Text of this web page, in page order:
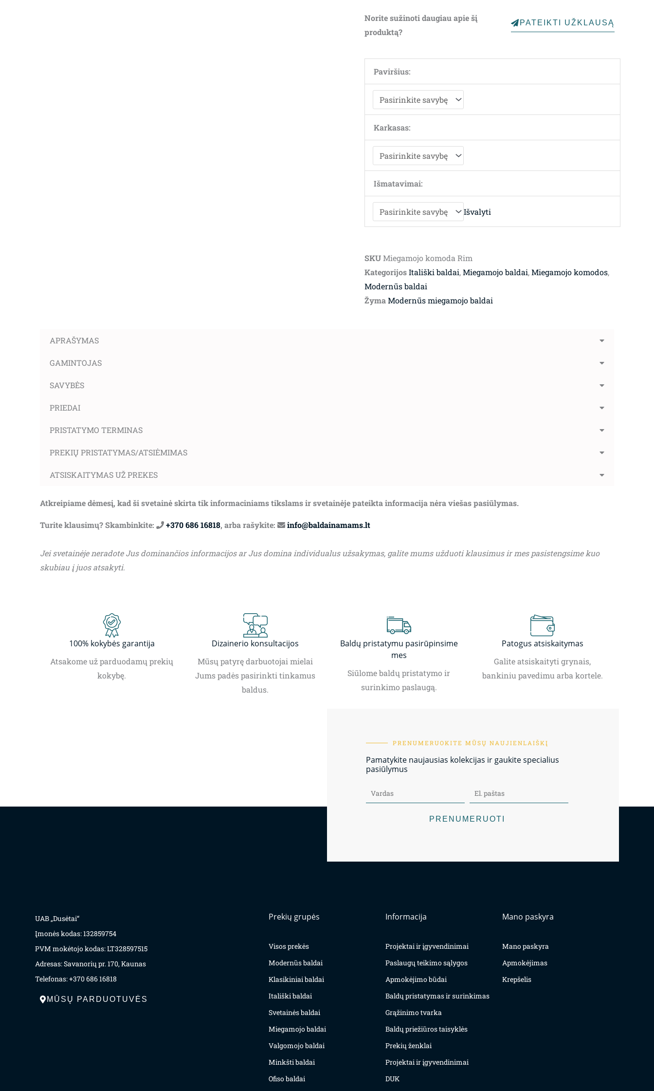
1,133.00€
through
Norite sužinoti daugiau apie šį
produktą?
PATEIKTI UŽKLAUSĄ
Paviršius:
Karkasas:
Išmatavimai:
Išvalyti
SKUMiegamojo komoda Rim
KategorijosItališki baldai,Miegamojo baldai,Miegamojo komodos,
Modernūs baldai
ŽymaModernūs miegamojo baldai
APRAŠYMAS
GAMINTOJAS
SAVYBĖS
PRIEDAI
PRISTATYMO TERMINAS
PREKIŲ PRISTATYMAS/ATSIĖMIMAS
ATSISKAITYMAS UŽ PREKES
Atkreipiame dėmesį, kad ši svetainė skirta tik informaciniams tikslams ir svetainėje pateikta informacija nėra viešas pasiūlymas.
Turite klausimų? Skambinkite: +370 686 16818, arba rašykite: info@baldainamams.lt
Jei svetainėje neradote Jus dominančios informacijos ar Jus domina individualus užsakymas, galite mums užduoti klausimus ir mes pasistengsime kuo
skubiau į juos atsakyti.
100% kokybės garantija
Atsakome už parduodamų prekių
kokybę.
Dizainerio konsultacijos
Mūsų patyrę darbuotojai mielai
Jums padės pasirinkti tinkamus
baldus.
Baldų pristatymu pasirūpinsime
mes
Siūlome baldų pristatymo ir
surinkimo paslaugą.
Patogus atsiskaitymas
Galite atsiskaityti grynais,
bankiniu pavedimu arba kortele.
PRENUMERUOKITE MŪSŲ NAUJIENLAIŠKĮ
Pamatykite naujausias kolekcijas ir gaukite specialius
pasiūlymus
PRENUMERUOTI
UAB „Dusėtai“
Įmonės kodas: 132859754
PVM mokėtojo kodas: LT328597515
Adresas: Savanorių pr. 170, Kaunas
Telefonas: +370 686 16818
MŪSŲ PARDUOTUVĖS
Prekių grupės
Visos prekės
Modernūs baldai
Klasikiniai baldai
Itališki baldai
Svetainės baldai
Miegamojo baldai
Valgomojo baldai
Minkšti baldai
Ofiso baldai
Informacija
Projektai ir įgyvendinimai
Paslaugų teikimo sąlygos
Apmokėjimo būdai
Baldų pristatymas ir surinkimas
Grąžinimo tvarka
Baldų priežiūros taisyklės
Prekių ženklai
Projektai ir įgyvendinimai
DUK
Mano paskyra
Mano paskyra
Apmokėjimas
Krepšelis